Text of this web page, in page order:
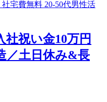
社祝い金10万円
／土日休み&長